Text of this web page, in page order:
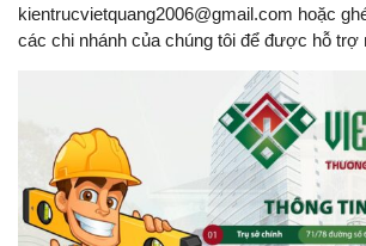
kientrucvietquang2006@gmail.com hoặc
các chi nhánh của chúng tôi để được hỗ trợ